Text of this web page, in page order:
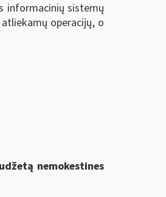
informacinių sistemų
operacijų, o
nemokestines